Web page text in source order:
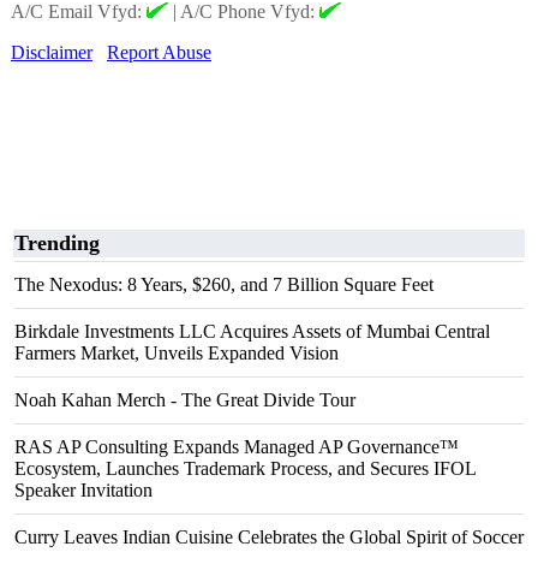
A/C Email Vfyd:
| A/C Phone Vfyd:
Disclaimer
Report Abuse
Trending
The Nexodus: 8 Years, $260, and 7 Billion Square Feet
Birkdale Investments LLC Acquires Assets of Mumbai Central
Farmers Market, Unveils Expanded Vision
Noah Kahan Merch - The Great Divide Tour
RAS AP Consulting Expands Managed AP Governance™
Ecosystem, Launches Trademark Process, and Secures IFOL
Speaker Invitation
Curry Leaves Indian Cuisine Celebrates the Global Spirit of Soccer